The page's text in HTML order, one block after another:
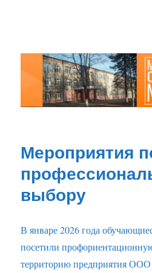
Мероприятия
выбору
В январе 2026 года
посетили
территорию предприятия